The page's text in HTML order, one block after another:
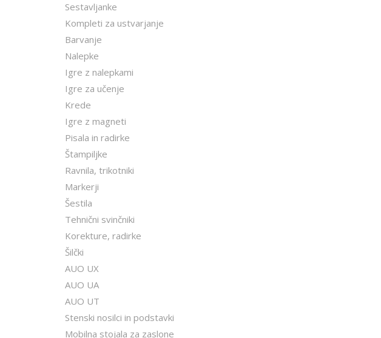
Sestavljanke
Kompleti za ustvarjanje
Barvanje
Nalepke
Igre z nalepkami
Igre za učenje
Krede
Igre z magneti
Pisala in radirke
Štampiljke
Ravnila, trikotniki
Markerji
Šestila
Tehnični svinčniki
Korekture, radirke
Šilčki
AUO UX
AUO UA
AUO UT
Stenski nosilci in podstavki
Mobilna stojala za zaslone